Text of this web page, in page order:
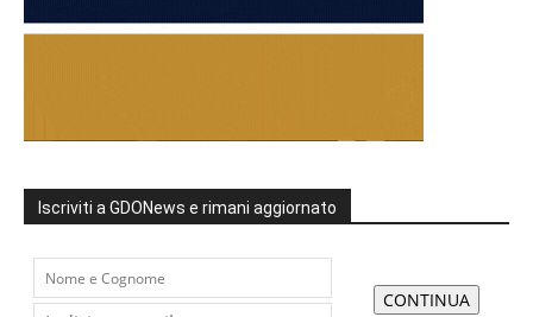
Iscriviti a GDONews e rimani aggiornato